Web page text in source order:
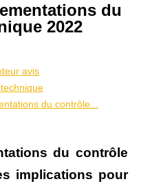
du
2022
avis
du contrôle...
du contrôle
implications pour